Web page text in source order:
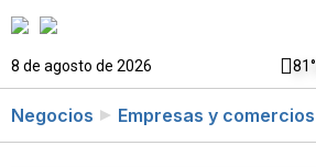
8 de agosto de 2026 81°
Negocios Empresas y comercios